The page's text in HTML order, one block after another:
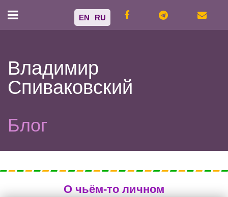
EN RU
Владимир
Спиваковский
Блог
О чьём-то личном